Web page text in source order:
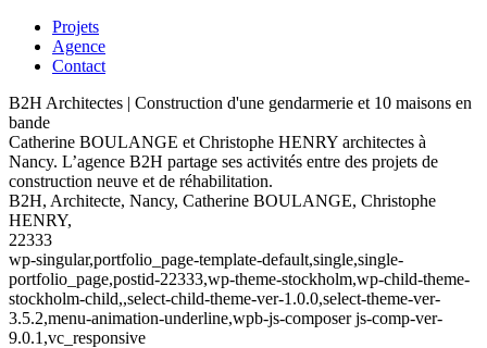
Projets
Agence
Contact
B2H Architectes | Construction d'une gendarmerie et 10 maisons en
bande
Catherine BOULANGE et Christophe HENRY architectes à
Nancy. L’agence B2H partage ses activités entre des projets de
construction neuve et de réhabilitation.
B2H, Architecte, Nancy, Catherine BOULANGE, Christophe
HENRY,
22333
wp-singular,portfolio_page-template-default,single,single-
portfolio_page,postid-22333,wp-theme-stockholm,wp-child-theme-
stockholm-child,,select-child-theme-ver-1.0.0,select-theme-ver-
3.5.2,menu-animation-underline,wpb-js-composer js-comp-ver-
9.0.1,vc_responsive